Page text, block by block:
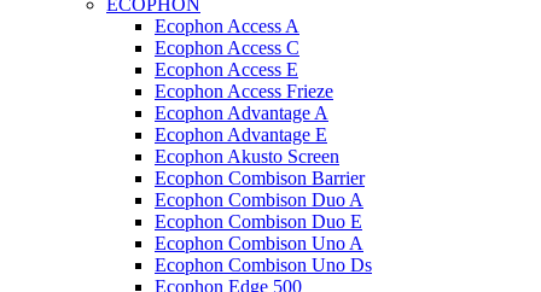
ECOPHON
Ecophon Access A
Ecophon Access C
Ecophon Access E
Ecophon Access Frieze
Ecophon Advantage A
Ecophon Advantage E
Ecophon Akusto Screen
Ecophon Combison Barrier
Ecophon Combison Duo A
Ecophon Combison Duo E
Ecophon Combison Uno A
Ecophon Combison Uno Ds
Ecophon Edge 500